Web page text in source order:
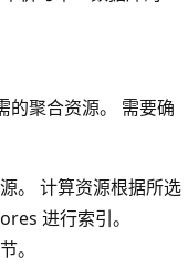
的聚合资源。 需要确
。 计算资源根据所选
进行索引。
。